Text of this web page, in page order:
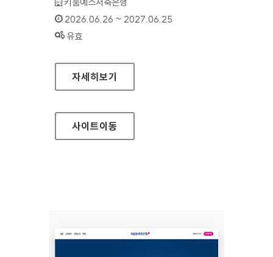
인증기간 :
2026.06.26 ~ 2027.06.25
상태 :
유효
키움예스저축은행(모바일웹)
자세히보기
사이트이동